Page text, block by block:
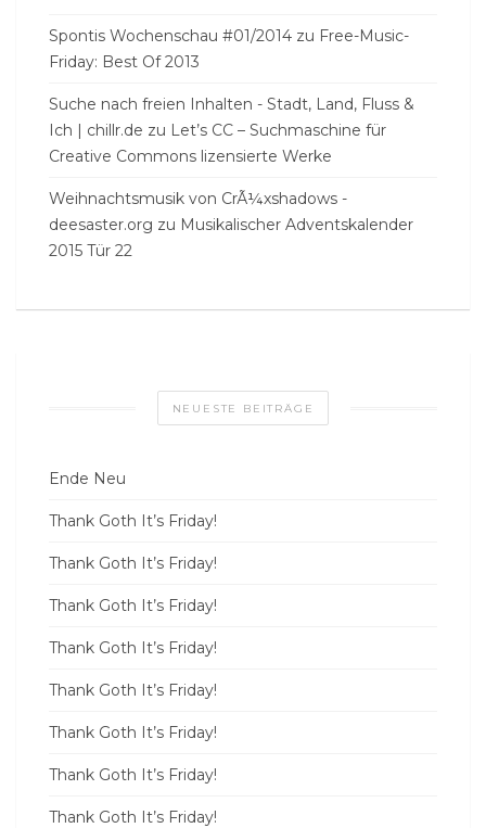
Spontis Wochenschau #01/2014 zu Free-Music-
Friday: Best Of 2013
Suche nach freien Inhalten - Stadt, Land, Fluss &
Ich | chillr.de zu Let’s CC – Suchmaschine für
Creative Commons lizensierte Werke
Weihnachtsmusik von CrÃ¼xshadows -
deesaster.org zu Musikalischer Adventskalender
2015 Tür 22
NEUESTE BEITRÄGE
Ende Neu
Thank Goth It’s Friday!
Thank Goth It’s Friday!
Thank Goth It’s Friday!
Thank Goth It’s Friday!
Thank Goth It’s Friday!
Thank Goth It’s Friday!
Thank Goth It’s Friday!
Thank Goth It’s Friday!